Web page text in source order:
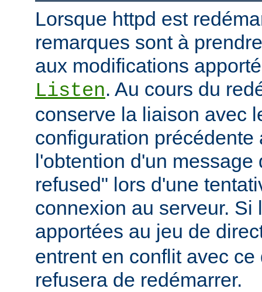
Lorsque httpd est
remarques sont à
aux modifications
Listen. Au cours du
conserve la liaison avec
configuration précédente
l'obtention d'un
refused" lors d'une
connexion au serveur. Si
apportées au jeu de
entrent en conflit avec
refusera de redémarrer.